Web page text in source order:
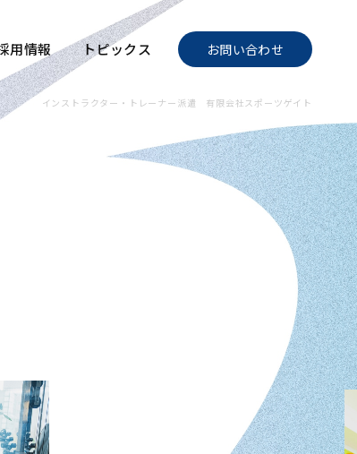
用情報 トピックス お問い合わせ
インストラクター・トレーナー派遣 有限会社スポーツゲイト